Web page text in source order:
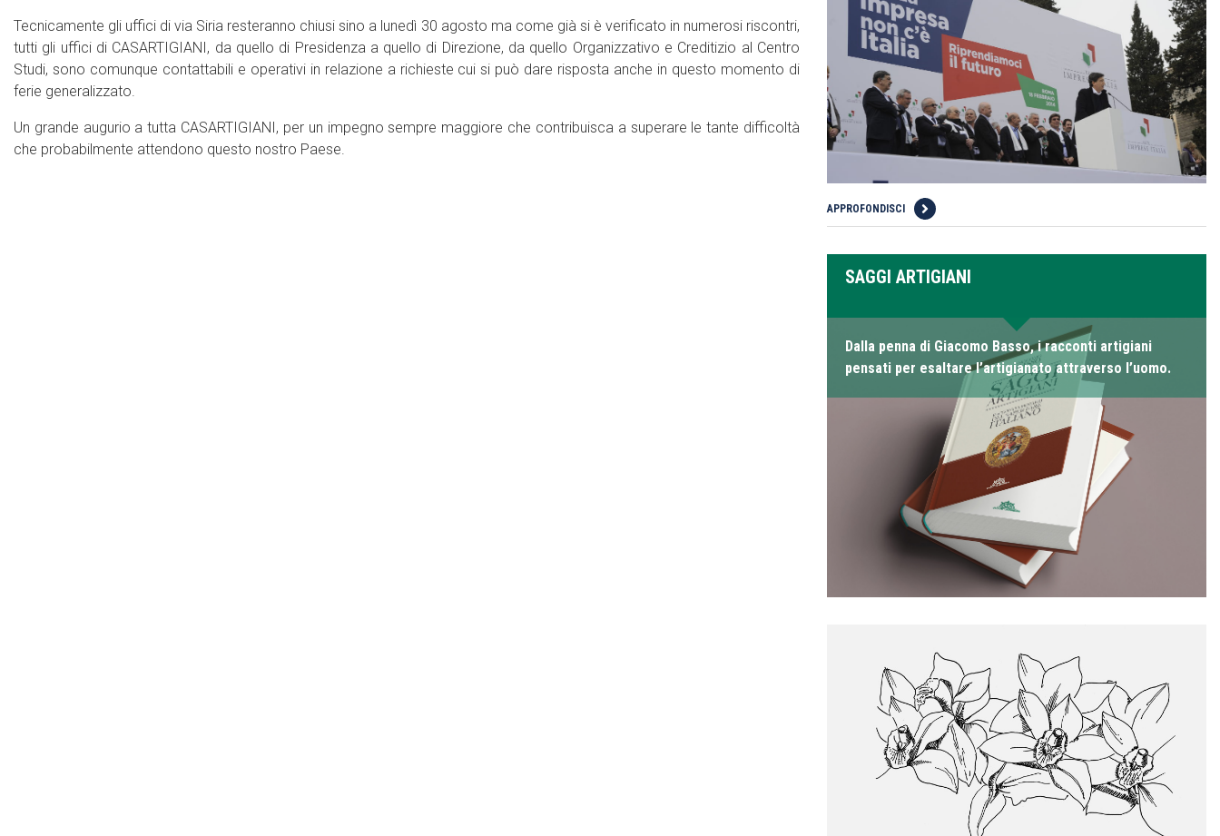
Tecnicamente gli uffici di via Siria resteranno chiusi sino a lunedì 30 agosto ma come già si è verificato in numerosi riscontri,
tutti gli uffici di CASARTIGIANI, da quello di Presidenza a quello di Direzione, da quello Organizzativo e Creditizio al Centro
Studi, sono comunque contattabili e operativi in relazione a richieste cui si può dare risposta anche in questo momento di
ferie generalizzato.
Un grande augurio a tutta CASARTIGIANI, per un impegno sempre maggiore che contribuisca a superare le tante difficoltà
che probabilmente attendono questo nostro Paese.
APPROFONDISCI
SAGGI ARTIGIANI
Dalla penna di Giacomo Basso, i racconti artigiani
pensati per esaltare l’artigianato attraverso l’uomo.